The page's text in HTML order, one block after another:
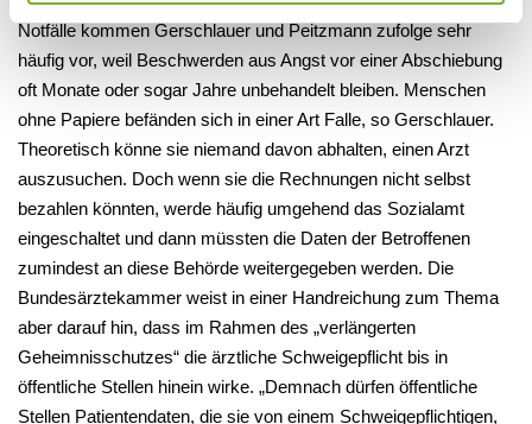
Notfälle kommen Gerschlauer und Peitzmann zufolge sehr
häufig vor, weil Beschwerden aus Angst vor einer Abschiebung
oft Monate oder sogar Jahre unbehandelt bleiben. Menschen
ohne Papiere befänden sich in einer Art Falle, so Gerschlauer.
Theoretisch könne sie niemand davon abhalten, einen Arzt
auszusuchen. Doch wenn sie die Rechnungen nicht selbst
bezahlen könnten, werde häufig umgehend das Sozialamt
eingeschaltet und dann müssten die Daten der Betroffenen
zumindest an diese Behörde weitergegeben werden. Die
Bundesärztekammer weist in einer Handreichung zum Thema
aber darauf hin, dass im Rahmen des „verlängerten
Geheimnisschutzes“ die ärztliche Schweigepflicht bis in
öffentliche Stellen hinein wirke. „Demnach dürfen öffentliche
Stellen Patientendaten, die sie von einem Schweigepflichtigen,